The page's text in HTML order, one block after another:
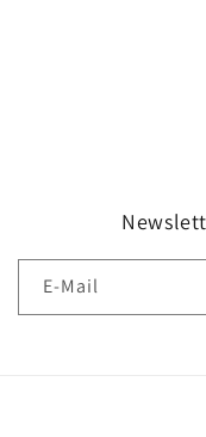
E-Mail